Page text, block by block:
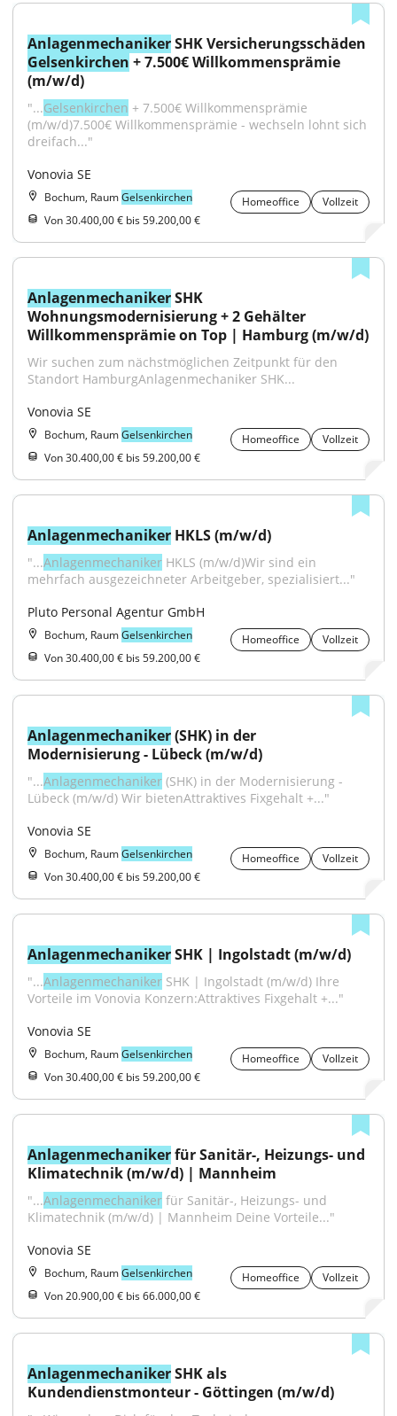
Anlagenmechaniker
Gelsenkirchen + 7.500€ Willkommensprämie
(m/w/d)
"...Gelsenkirchen + 7.500€ Willkommensprämie
(m/w/d)7.500€ Willkommensprämie - wechseln lohnt sich
dreifach..."
Vonovia SE
Bochum, RaumGelsenkirchen Homeoffice
Vollzeit
Von 30.400,00 € bis 59.200,00 €
Anlagenmechaniker SHK
Wohnungsmodernisierung + 2 Gehälter
Willkommensprämie on Top | Hamburg (m/w/d)
Wir suchen zum nächstmöglichen Zeitpunkt für den
Standort HamburgAnlagenmechaniker SHK...
Vonovia SE
Bochum, RaumGelsenkirchen Homeoffice
Vollzeit
Von 30.400,00 € bis 59.200,00 €
Anlagenmechaniker HKLS (m/w/d)
"...Anlagenmechaniker HKLS (m/w/d)Wir sind ein
mehrfach ausgezeichneter Arbeitgeber, spezialisiert..."
Pluto Personal Agentur GmbH
Bochum, RaumGelsenkirchen Homeoffice
Vollzeit
Von 30.400,00 € bis 59.200,00 €
Anlagenmechaniker (SHK) in der
Modernisierung - Lübeck (m/w/d)
"...Anlagenmechaniker (SHK) in der Modernisierung -
Lübeck (m/w/d) Wir bietenAttraktives Fixgehalt +..."
Vonovia SE
Bochum, RaumGelsenkirchen Homeoffice
Vollzeit
Von 30.400,00 € bis 59.200,00 €
Anlagenmechaniker SHK | Ingolstadt (m/w/d)
"...Anlagenmechaniker SHK | Ingolstadt (m/w/d) Ihre
Vorteile im Vonovia Konzern:Attraktives Fixgehalt +..."
Vonovia SE
Bochum, RaumGelsenkirchen Homeoffice
Vollzeit
Von 30.400,00 € bis 59.200,00 €
Anlagenmechaniker für Sanitär-, Heizungs- und
Klimatechnik (m/w/d) | Mannheim
"...Anlagenmechaniker für Sanitär-, Heizungs- und
Klimatechnik (m/w/d) | Mannheim Deine Vorteile..."
Vonovia SE
Bochum, RaumGelsenkirchen Homeoffice
Vollzeit
Von 20.900,00 € bis 66.000,00 €
Anlagenmechaniker SHK als
Kundendienstmonteur - Göttingen (m/w/d)